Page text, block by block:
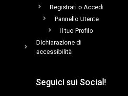
Registrati o Accedi
Pannello Utente
Il tuo Profilo
Dichiarazione di
accessibilità
Seguici sui Social!